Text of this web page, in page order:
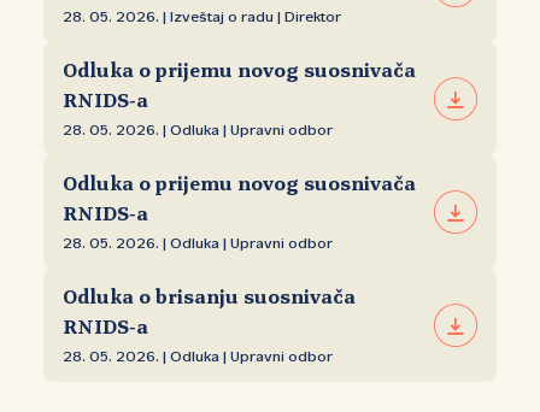
28. 05. 2026. | Izveštaj o radu | Direktor
Odluka o prijemu novog suosnivača
RNIDS‑a
28. 05. 2026. | Odluka | Upravni odbor
Odluka o prijemu novog suosnivača
RNIDS‑a
28. 05. 2026. | Odluka | Upravni odbor
Odluka o brisanju suosnivača
RNIDS‑a
28. 05. 2026. | Odluka | Upravni odbor